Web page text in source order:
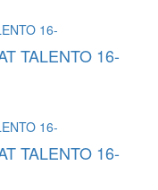
TALENTO 16-
TALENTO 16-